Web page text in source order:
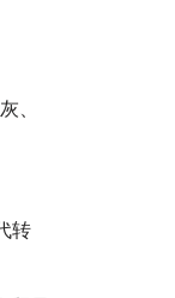
、
转